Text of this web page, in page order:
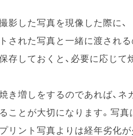
影した写真を現像した際に、
された写真と一緒に渡される
存しておくと、必要に応じて
き増しをするのであれば、ネ
ことが大切になります。写真
リント写真よりは経年劣化が